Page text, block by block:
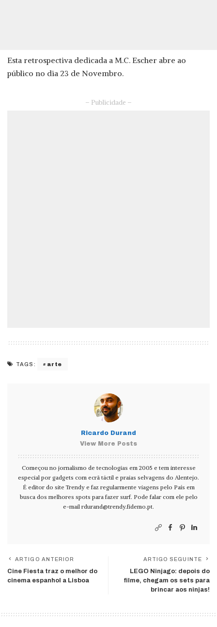
Esta retrospectiva dedicada a M.C. Escher abre ao
público no dia 23 de Novembro.
– Publicidade –
TAGS: arte
Ricardo Durand
View More Posts
Começou no jornalismo de tecnologias em 2005 e tem interesse
especial por gadgets com ecrã táctil e praias selvagens do Alentejo.
É editor do site Trendy e faz regularmente viagens pelo País em
busca dos melhores spots para fazer surf. Pode falar com ele pelo
e-mail rdurand@trendy.fidemo.pt.
ARTIGO ANTERIOR
Cine Fiesta traz o melhor do
cinema espanhol a Lisboa
ARTIGO SEGUINTE
LEGO Ninjago: depois do
filme, chegam os sets para
brincar aos ninjas!